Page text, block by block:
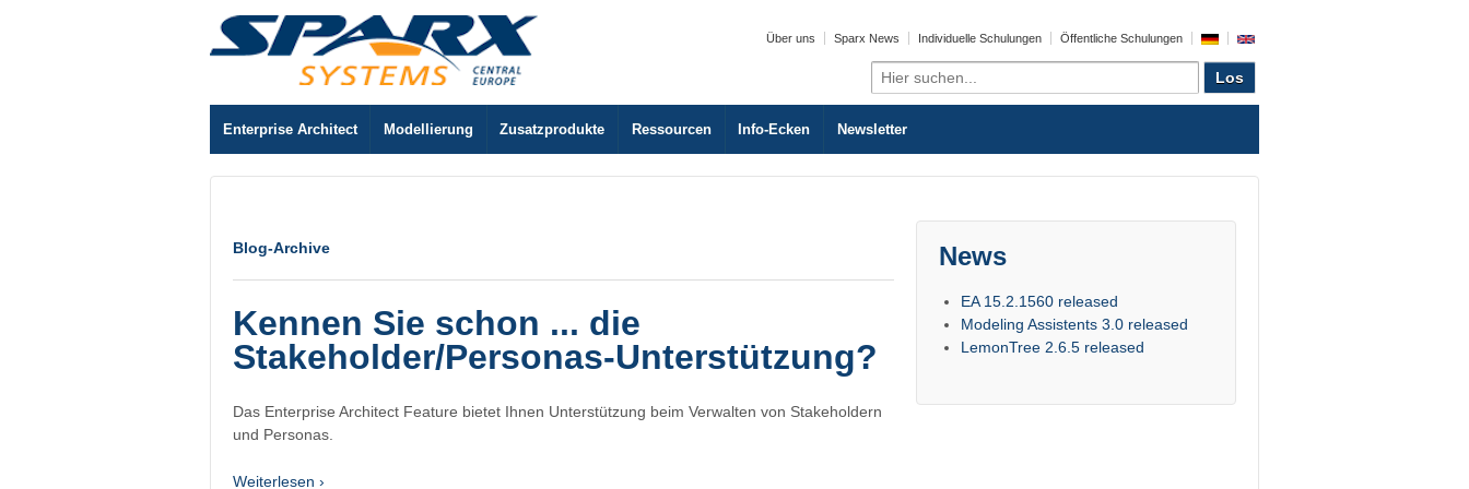
Über uns Sparx News Individuelle Schulungen Öffentliche Schulungen
Search
for:
Enterprise Architect Modellierung Zusatzprodukte Ressourcen Info-Ecken Newsletter
Blog-Archive
Kennen Sie schon ... die
Stakeholder/Personas-Unterstützung?
Das Enterprise Architect Feature bietet Ihnen Unterstützung beim Verwalten von Stakeholdern
und Personas.
Weiterlesen ›
News
EA 15.2.1560 released
Modeling Assistents 3.0 released
LemonTree 2.6.5 released